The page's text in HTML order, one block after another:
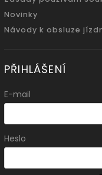
Novinky
Návody k obsluze
PŘIHLÁŠENÍ
E-mail
Heslo